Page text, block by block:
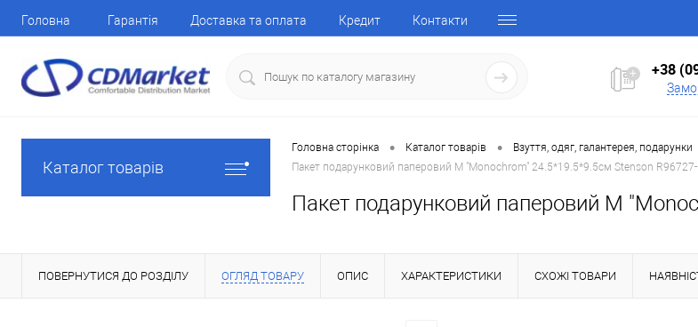
Головна Гарантія Доставка та оплата Кредит Контакти
+38
Каталог товарів
Головна сторінка • Каталог товарів • Взуття, одяг, галантерея, подарунки
Пакет подарунковий паперовий M "Monochrom" 24.5*19.5*9.5см Stenson
Пакет подарунковий паперовий M
ПОВЕРНУТИСЯ ДО РОЗДІЛУ ОГЛЯД ТОВАРУ ОПИС ХАРАКТЕРИСТИКИ СХОЖІ ТОВАРИ